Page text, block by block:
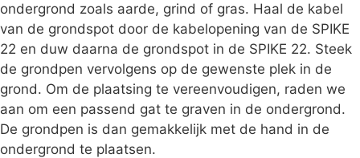
ondergrond zoals aarde, grind of gras. Haal de kabel
van de grondspot door de kabelopening van de SPIKE
22 en duw daarna de grondspot in de SPIKE 22. Steek
de grondpen vervolgens op de gewenste plek in de
grond. Om de plaatsing te vereenvoudigen, raden we
aan om een passend gat te graven in de ondergrond.
De grondpen is dan gemakkelijk met de hand in de
ondergrond te plaatsen.